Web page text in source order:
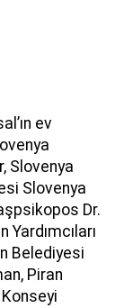
ev
Slovenya
Slovenya
Dr.
Belediyesi
Piran